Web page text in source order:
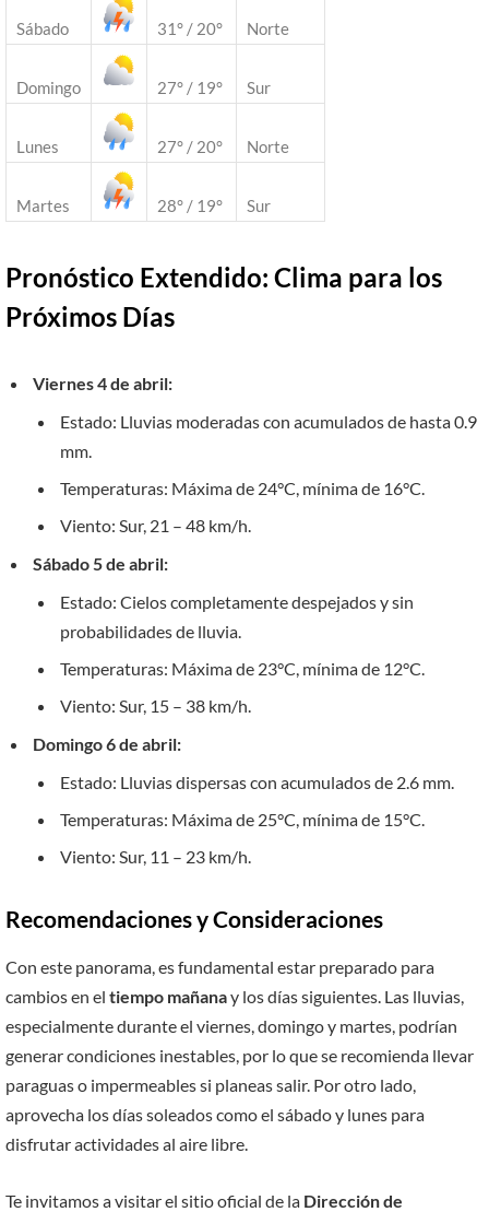
Sábado 31° / 20° Norte
Domingo 27° / 19° Sur
Lunes 27° / 20° Norte
Martes 28° / 19° Sur
Pronóstico Extendido: Clima para los
Próximos Días
Viernes 4 de abril:
Estado: Lluvias moderadas con acumulados de hasta 0.9
mm.
Temperaturas: Máxima de 24°C, mínima de 16°C.
Viento: Sur, 21 – 48 km/h.
Sábado 5 de abril:
Estado: Cielos completamente despejados y sin
probabilidades de lluvia.
Temperaturas: Máxima de 23°C, mínima de 12°C.
Viento: Sur, 15 – 38 km/h.
Domingo 6 de abril:
Estado: Lluvias dispersas con acumulados de 2.6 mm.
Temperaturas: Máxima de 25°C, mínima de 15°C.
Viento: Sur, 11 – 23 km/h.
Recomendaciones y Consideraciones
Con este panorama, es fundamental estar preparado para
cambios en el tiempo mañanay los días siguientes. Las lluvias,
especialmente durante el viernes, domingo y martes, podrían
generar condiciones inestables, por lo que se recomienda llevar
paraguas o impermeables si planeas salir. Por otro lado,
aprovecha los días soleados como el sábado y lunes para
disfrutar actividades al aire libre.
Te invitamos a visitar el sitio oficial de la Dirección de